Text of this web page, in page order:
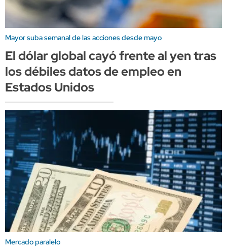
Mayor suba semanal de las acciones desde mayo
El dólar global cayó frente al yen tras
los débiles datos de empleo en
Estados Unidos
Mercado paralelo